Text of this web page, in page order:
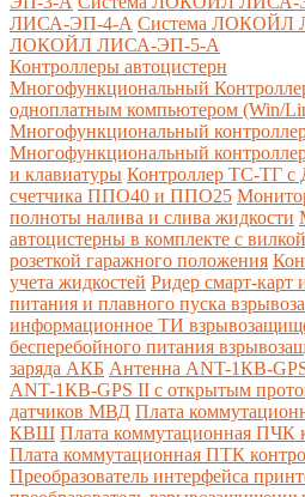
ЛИСА-ЭП-4-А Система ЛОКОЙЛ
ЛОКОЙЛ ЛИСА-ЭП-5-А
Контроллеры автоцистерн
Многофункциональный
одноплатным компьютером (Win/
Многофункциональный
Многофункциональный
и клавиатуры Контроллер ТС-ТГ с
счетчика ППО40 и ППО25
полноты налива и слива жидкости
автоцистерны в комплекте с
розеткой гаражного положения
учета жидкостей Ридер смарт-карт
питания и плавного пуска
информационное ТИ
бесперебойного питания
заряда АКБ Антенна ANT-1КВ-
ANT-1КВ-GPS II с открытым
датчиков МВД Плата
КВШ Плата коммутационная
Плата коммутационная ПТК
Преобразователь интерфейса